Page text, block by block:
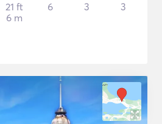
21 ft
6 m
6 3 3